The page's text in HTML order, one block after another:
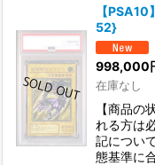
【
52}
998,000
在庫なし
【商品の
れる方は
記につい
態基準に